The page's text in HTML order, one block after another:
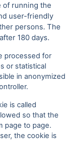
of running the
user-friendly
persons. The
180 days.
processed for
or statistical
in anonymized
is called
so that the
page to page.
the cookie is